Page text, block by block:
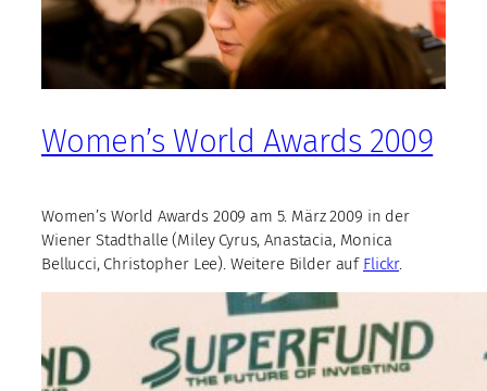
Women’s World Awards 2009
Women’s World Awards 2009 am 5. März 2009 in der
Wiener Stadthalle (Miley Cyrus, Anastacia, Monica
Bellucci, Christopher Lee). Weitere Bilder auf Flickr.